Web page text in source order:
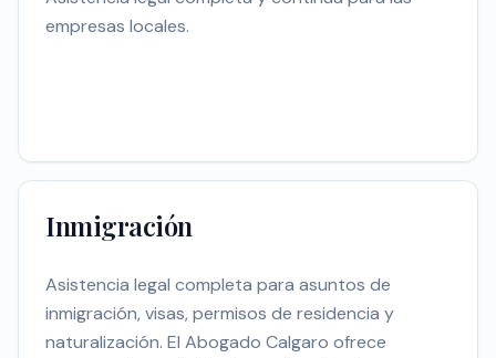
empresas locales.
Inmigración
Asistencia legal completa para asuntos de
inmigración, visas, permisos de residencia y
naturalización. El Abogado Calgaro ofrece